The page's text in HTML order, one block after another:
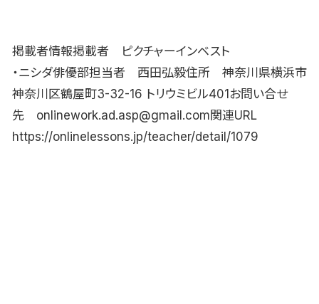
掲載者情報掲載者 ピクチャーインベスト
・ニシダ俳優部担当者 西田弘毅住所 神奈川県横浜市
神奈川区鶴屋町3-32-16 トリウミビル401お問い合せ
先 onlinework.ad.asp@gmail.com関連URL
https://onlinelessons.jp/teacher/detail/1079